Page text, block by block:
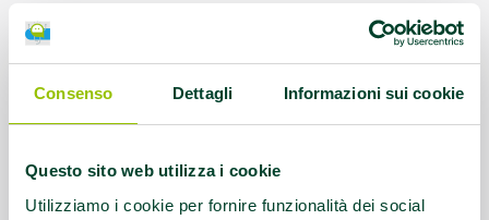
Consenso Dettagli Informazioni sui cookie
Questo sito web utilizza i cookie
Utilizziamo i cookie per fornire funzionalità dei social
Contatti:059925379
polisportiva1959@gmail.com
Servizio rivolto a:Disabilità
motorie/intellettive